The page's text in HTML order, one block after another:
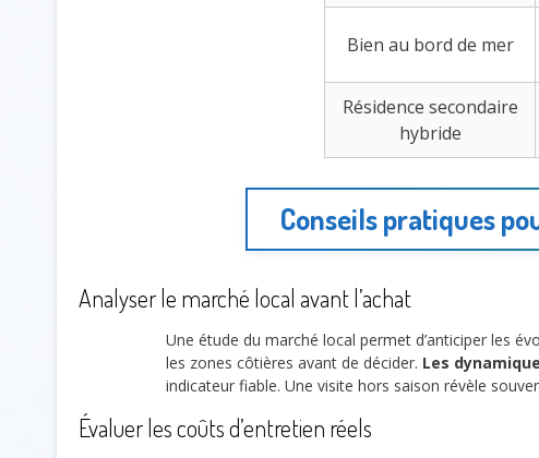
Bien au bord de mer
Résidence secondaire
hybride
Conseils pratiques
Analyser le marché local avant l’achat
Une étude du marché local permet d’anticiper les
les zones côtières avant de décider. Les
indicateur fiable. Une visite hors saison révèle
Évaluer les coûts d’entretien réels